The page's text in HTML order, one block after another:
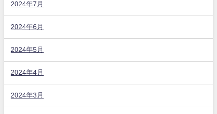
2024年7月
2024年6月
2024年5月
2024年4月
2024年3月